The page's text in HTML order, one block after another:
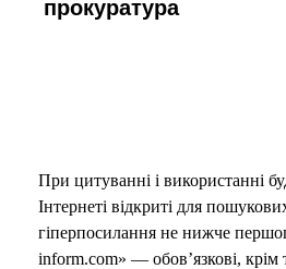
При цитуванні і використанні
Інтернеті відкриті для
гіперпосилання не нижче
inform.com» — обов’язкові, крім